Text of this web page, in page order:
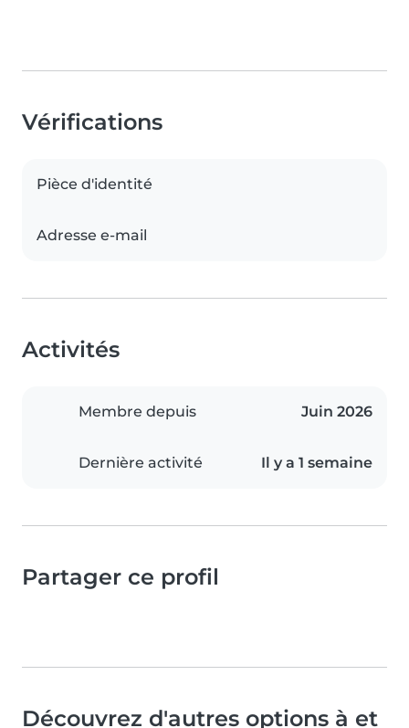
Vérifications
Pièce d'identité
Adresse e-mail
Activités
Membre depuis Juin 2026
Dernière activité Il y a 1 semaine
Partager ce profil
Découvrez d'autres options à et